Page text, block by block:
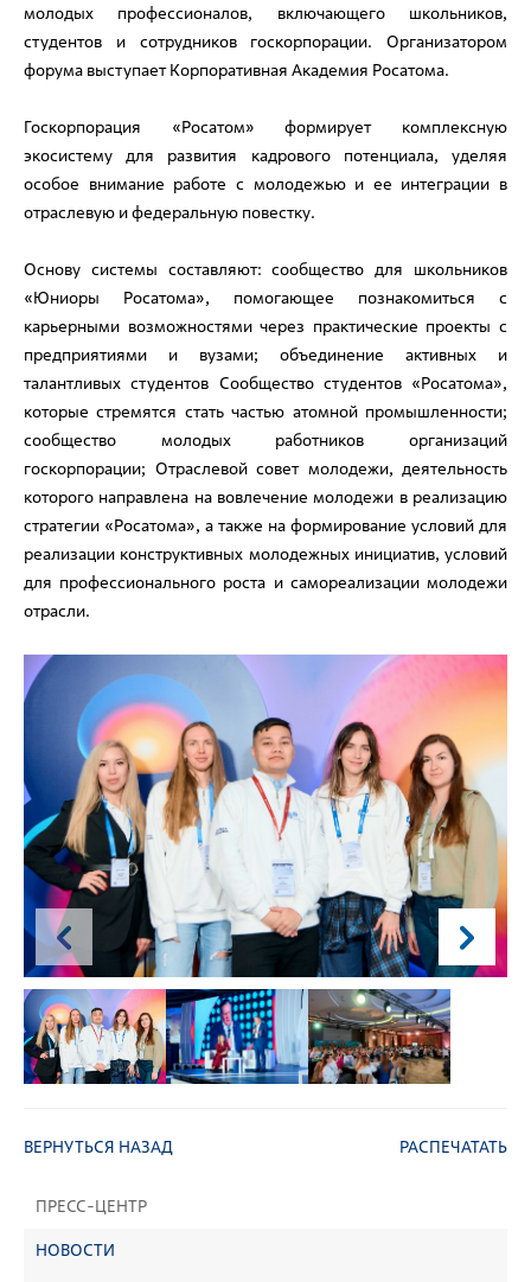
ПРЕСС-ЦЕНТР
НОВОСТИ
молодых профессионалов, включающего школьников,
студентов и сотрудников госкорпорации. Организатором
форума выступает Корпоративная Академия Росатома.
Госкорпорация «Росатом» формирует комплексную
экосистему для развития кадрового потенциала, уделяя
особое внимание работе с молодежью и ее интеграции в
отраслевую и федеральную повестку.
Основу системы составляют: сообщество для школьников
«Юниоры Росатома», помогающее познакомиться с
карьерными возможностями через практические проекты с
предприятиями и вузами; объединение активных и
талантливых студентов Сообщество студентов «Росатома»,
которые стремятся стать частью атомной промышленности;
сообщество молодых работников организаций
госкорпорации; Отраслевой совет молодежи, деятельность
которого направлена на вовлечение молодежи в реализацию
стратегии «Росатома», а также на формирование условий для
реализации конструктивных молодежных инициатив, условий
для профессионального роста и самореализации молодежи
отрасли.
ВЕРНУТЬСЯ НАЗАД РАСПЕЧАТАТЬ